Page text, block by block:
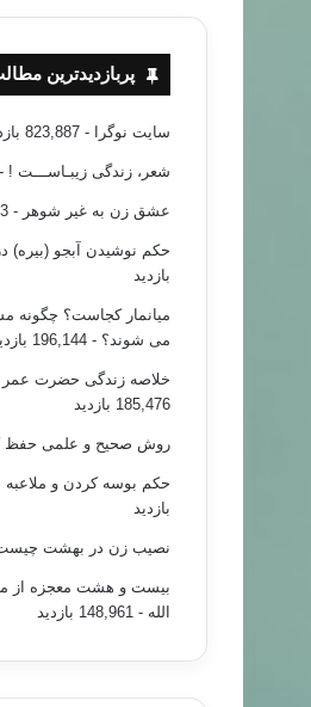
پربازدیدترین
سایت نوگرا - 823,887 بازدید
شعر، زندگی زیبـاســـت ! - 485,306 بازدید
عشق زن به غیر شوهر - 280,263 بازدید
حکم نوشیدن آبجو (بیره)
بازدید
میانمار کجاست؟ چگونه
می شوند؟ - 196,144 بازدید
خلاصه زندگی حضرت عمر
185,476 بازدید
روش صحیح و علمی حفظ
حکم بوسه کردن و ملاعبه
بازدید
نصیب زن در بهشت
بیست و هشت معجزه از
الله - 148,961 بازدید